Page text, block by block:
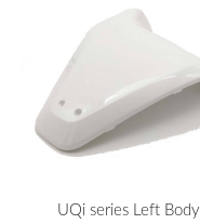
UQi series Left Body